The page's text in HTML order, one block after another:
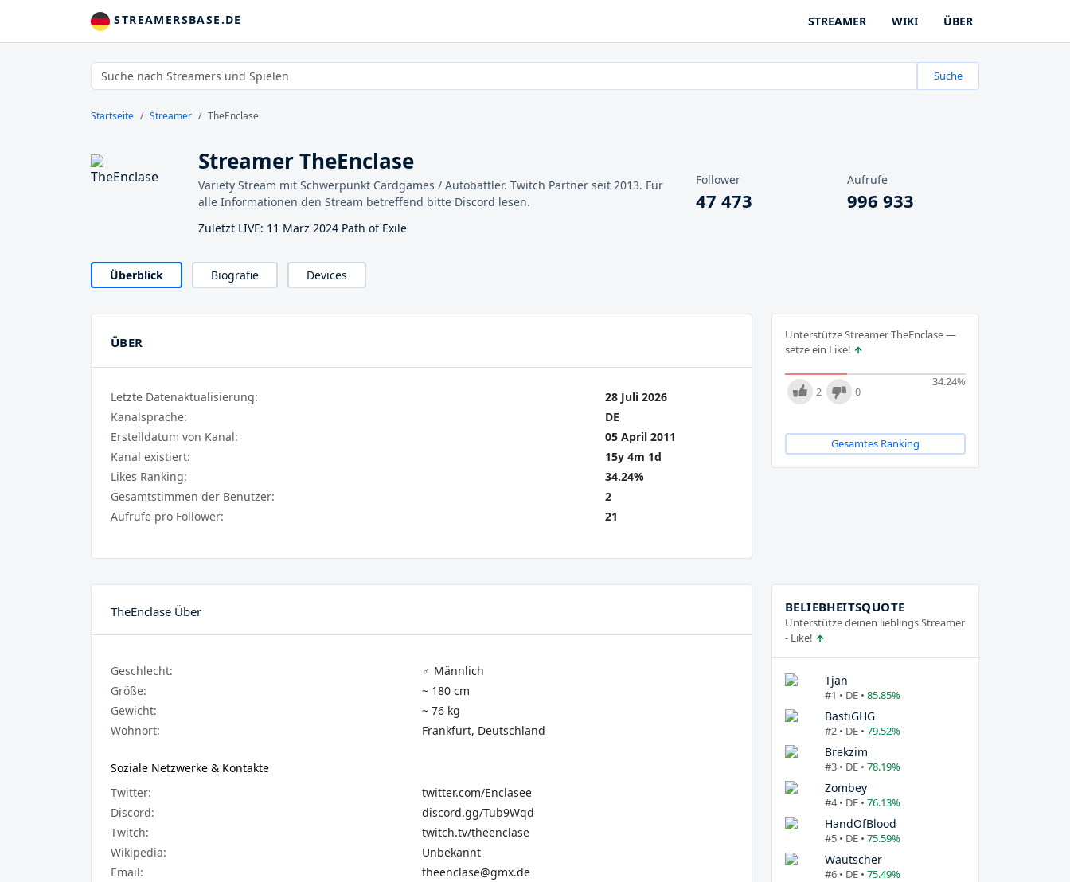
STREAMERSBASE.DE STREAMER WIKI ÜBER
Suche
Startseite Streamer TheEnclase
Streamer TheEnclase
Variety Stream mit Schwerpunkt Cardgames / Autobattler. Twitch Partner seit 2013. Für
alle Informationen den Stream betreffend bitte Discord lesen.
Zuletzt LIVE: 11 März 2024 Path of Exile
Follower
47 473
Aufrufe
996 933
Überblick Biografie Devices
Unterstütze Streamer TheEnclase —
setze ein Like!
34.24%
2 0
Gesamtes Ranking
ÜBER
Letzte Datenaktualisierung:
28 Juli 2026
Kanalsprache:
DE
Erstelldatum von Kanal:
05 April 2011
Kanal existiert:
15y 4m 1d
Likes Ranking:
34.24%
Gesamtstimmen der Benutzer:
2
Aufrufe pro Follower:
21
TheEnclase Über
Geschlecht:
♂️ Männlich
Größe:
~ 180 cm
Gewicht:
~ 76 kg
Wohnort:
Frankfurt, Deutschland
Soziale Netzwerke & Kontakte
Twitter:
twitter.com/Enclasee
Discord:
discord.gg/Tub9Wqd
Twitch:
twitch.tv/theenclase
Wikipedia:
Unbekannt
Email:
theenclase@gmx.de
BELIEBHEITSQUOTE
Unterstütze deinen lieblings Streamer
- Like!
Tjan
#1 • DE • 85.85%
BastiGHG
#2 • DE • 79.52%
Brekzim
#3 • DE • 78.19%
Zombey
#4 • DE • 76.13%
HandOfBlood
#5 • DE • 75.59%
Wautscher
#6 • DE • 75.49%